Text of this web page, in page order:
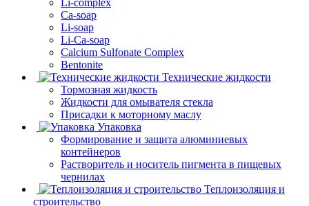
Ca-soap
Li-soap
Li-Ca-soap
Calcium Sulfonate Complex
Bentonite
Технические жидкости
Тормозная жидкость
Жидкости для омывателя стекла
Присадки к моторному маслу
Упаковка
Формирование и защита алюминиевых
контейнеров
Растворитель и носитель пигмента в пищевых
чернилах
Теплоизоляция и
строительство